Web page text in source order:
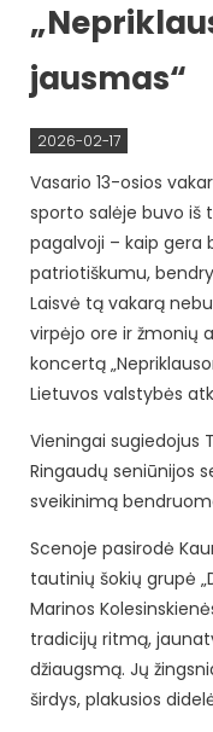
jausmas“
2026-02-17
Vasario 13-osios
sporto salėje buvo iš
pagalvoji – kaip gera
patriotiškumu,
Laisvė tą vakarą
virpėjo ore ir žmonių
koncertą
Lietuvos valstybės
Vieningai sugiedojus
Ringaudų seniūnijos
sveikinimą
Scenoje pasirodė
tautinių šokių grupė
Marinos
tradicijų ritmą,
džiaugsmą. Jų
širdys, plakusios